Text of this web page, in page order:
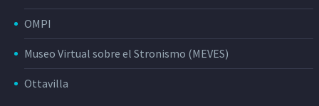
OMPI
Museo Virtual sobre el Stronismo (MEVES)
Ottavilla